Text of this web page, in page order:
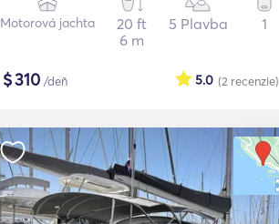
Motorová jachta
20 ft
6 m
5 Plavba 1
$310 /deň (2 recenzie)
5.0